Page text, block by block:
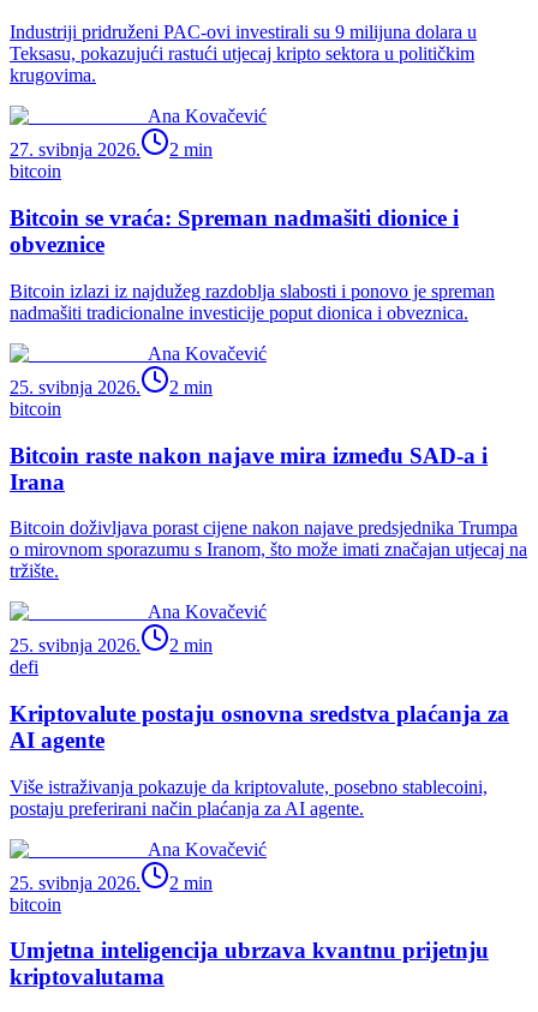
Industriji pridruženi PAC-ovi investirali su 9 milijuna dolara u
Teksasu, pokazujući rastući utjecaj kripto sektora u političkim
krugovima.
Ana Kovačević
27. svibnja 2026.
2 min
bitcoin
Bitcoin se vraća: Spreman nadmašiti dionice i
obveznice
Bitcoin izlazi iz najdužeg razdoblja slabosti i ponovo je spreman
nadmašiti tradicionalne investicije poput dionica i obveznica.
Ana Kovačević
25. svibnja 2026.
2 min
bitcoin
Bitcoin raste nakon najave mira između SAD-a i
Irana
Bitcoin doživljava porast cijene nakon najave predsjednika Trumpa
o mirovnom sporazumu s Iranom, što može imati značajan utjecaj na
tržište.
Ana Kovačević
25. svibnja 2026.
2 min
defi
Kriptovalute postaju osnovna sredstva plaćanja za
AI agente
Više istraživanja pokazuje da kriptovalute, posebno stablecoini,
postaju preferirani način plaćanja za AI agente.
Ana Kovačević
25. svibnja 2026.
2 min
bitcoin
Umjetna inteligencija ubrzava kvantnu prijetnju
kriptovalutama